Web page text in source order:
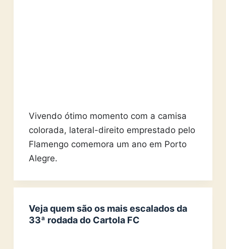
Vivendo ótimo momento com a camisa
colorada, lateral-direito emprestado pelo
Flamengo comemora um ano em Porto
Alegre.
Veja quem são os mais escalados da
33ª rodada do Cartola FC